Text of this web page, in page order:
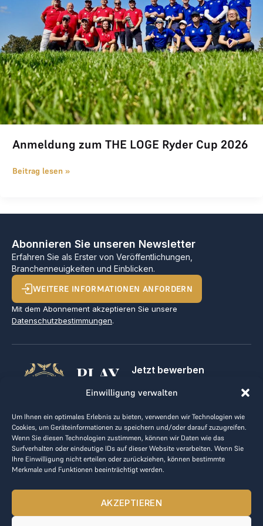
Einwilligung verwalten
Um Ihnen ein optimales Erlebnis zu bieten, verwenden wir Technologien wie
Cookies, um Geräteinformationen zu speichern und/oder darauf zuzugreifen.
Wenn Sie diesen Technologien zustimmen, können wir Daten wie das
Surfverhalten oder eindeutige IDs auf dieser Website verarbeiten. Wenn Sie
Ihre Einwilligung nicht erteilen oder zurückziehen, können bestimmte
Merkmale und Funktionen beeinträchtigt werden.
AKZEPTIEREN
Anmeldung zum THE LOGE Ryder Cup 2026
Beitrag lesen »
Abonnieren Sie unseren Newsletter
Erfahren Sie als Erster von Veröffentlichungen,
Branchenneuigkeiten und Einblicken.
WEITERE INFORMATIONEN ANFORDERN
Mit dem Abonnement akzeptieren Sie unsere
Datenschutzbestimmungen.
PLAY
GOLF,
MAKE
BUSINESS
Jetzt bewerben
Kontakt
AGB
Datenrichtlinie
kontakt@the-loge.com
Unser freundliches Team hilft Ihnen gerne weiter.
Mo-Fr von 8:00 bis 17:00 Uhr.